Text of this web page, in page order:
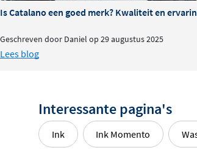
Is Catalano een goed merk? Kwaliteit en
Geschreven door Daniel op 29 augustus 2025
Lees blog
Interessante pagina's
Ink Ink Momento